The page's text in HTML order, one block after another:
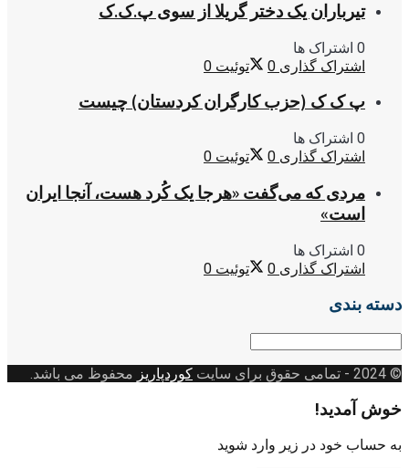
تیرباران یک دختر گریلا از سوی پ.ک.ک
0 اشتراک ها
اشتراک گذاری 0 توئیت 0
پ ک ک (حزب کارگران کردستان) چیست
0 اشتراک ها
اشتراک گذاری 0 توئیت 0
مردی که می‌گفت «هرجا یک کُرد هست، آنجا ایران
است»
0 اشتراک ها
اشتراک گذاری 0 توئیت 0
دسته بندی
دسته
© 2024
- تمامی حقوق برای سایت کوردپاریز محفوظ می باشد.
خوش آمدید!
به حساب خود در زیر وارد شوید